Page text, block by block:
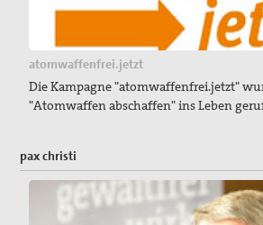
atomwaffenfrei.jetzt
Die Kampagne "atomwaffenfrei.jetzt"
"Atomwaffen abschaffen" ins Leben
pax christi